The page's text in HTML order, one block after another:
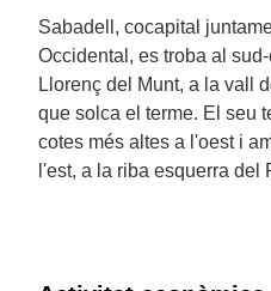
Sabadell, cocapital
Occidental, es troba al
Llorenç del Munt, a la vall
que solca el terme. El seu
cotes més altes a l'oest i
l'est, a la riba esquerra del